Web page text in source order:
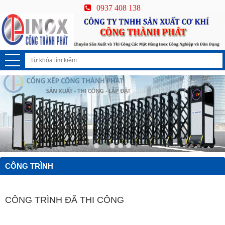
0937 408 138
CÔNG TRÌNH
CÔNG TRÌNH ĐÃ THI CÔNG